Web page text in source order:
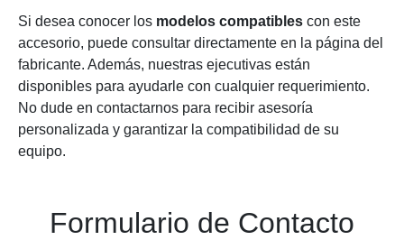
Si desea conocer los modelos compatibles con este
accesorio, puede consultar directamente en la página del
fabricante. Además, nuestras ejecutivas están
disponibles para ayudarle con cualquier requerimiento.
No dude en contactarnos para recibir asesoría
personalizada y garantizar la compatibilidad de su
equipo.
Formulario de Contacto